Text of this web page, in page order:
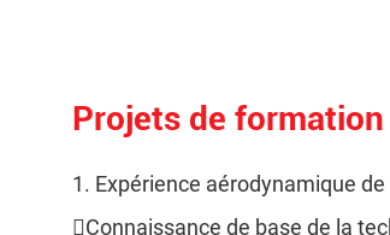
Projets de formation
1. Expérience aérodynamique de
Connaissance de base de la